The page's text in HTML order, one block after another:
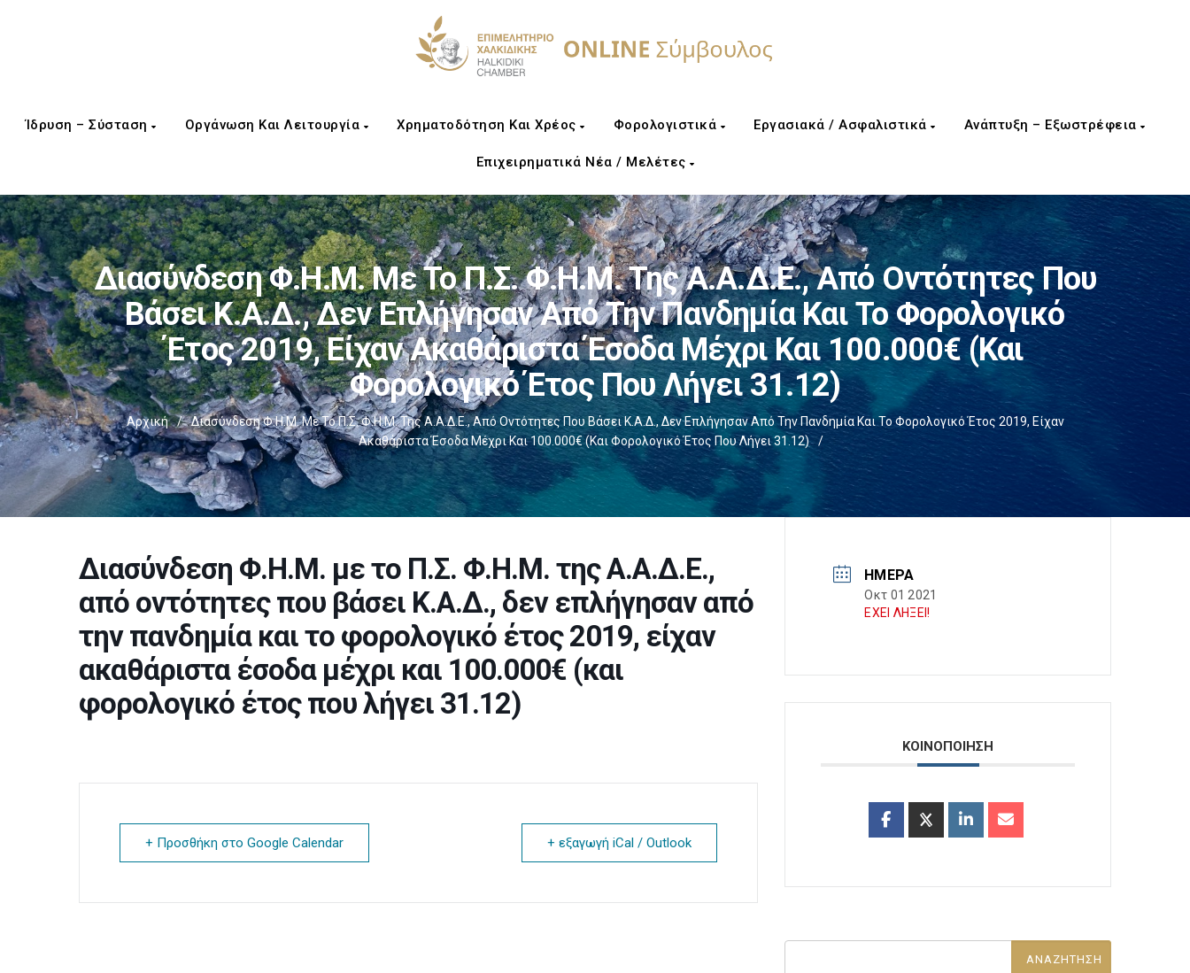
Ίδρυση – Σύσταση Οργάνωση Και Λειτουργία Χρηματοδότηση Και Χρέος Φορολογιστικά Εργασιακά / Ασφαλιστικά Ανάπτυξη – Εξωστρέφεια
Επιχειρηματικά Νέα / Μελέτες
Διασύνδεση Φ.Η.Μ. Με Το Π.Σ. Φ.Η.Μ. Της Α.Α.Δ.Ε., Από Οντότητες Που
Βάσει Κ.Α.Δ., Δεν Επλήγησαν Από Την Πανδημία Και Το Φορολογικό
Έτος 2019, Είχαν Ακαθάριστα Έσοδα Μέχρι Και 100.000€ (και
Φορολογικό Έτος Που Λήγει 31.12)
Αρχική /
Διασύνδεση Φ.Η.Μ. Με Το Π.Σ. Φ.Η.Μ. Της Α.Α.Δ.Ε., Από Οντότητες Που Βάσει Κ.Α.Δ., Δεν Επλήγησαν Από Την Πανδημία Και Το Φορολογικό Έτος 2019, Είχαν
Ακαθάριστα Έσοδα Μέχρι Και 100.000€ (και Φορολογικό Έτος Που Λήγει 31.12)
/
Διασύνδεση Φ.Η.Μ. με το Π.Σ. Φ.Η.Μ. της Α.Α.Δ.Ε.,
από οντότητες που βάσει Κ.Α.Δ., δεν επλήγησαν από
την πανδημία και το φορολογικό έτος 2019, είχαν
ακαθάριστα έσοδα μέχρι και 100.000€ (και
φορολογικό έτος που λήγει 31.12)
+ Προσθήκη στο Google Calendar + εξαγωγή iCal / Outlook
ΗΜΈΡΑ
Οκτ 01 2021
ΕΧΕΙ ΛΗΞΕΙ!
ΚΟΙΝΟΠΟΙΗΣΗ